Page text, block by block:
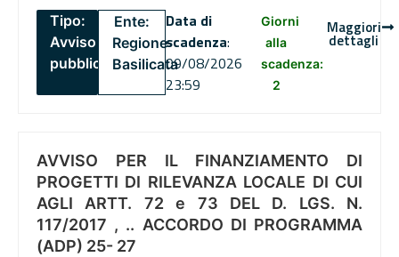
Tipo:
Avviso
pubblico
Ente:
Regione
Basilicata
Data di
scadenza:
09/08/2026
23:59
Giorni
alla
scadenza:
2
Maggiori
dettagli
AVVISO PER IL FINANZIAMENTO DI
PROGETTI DI RILEVANZA LOCALE DI CUI
AGLI ARTT. 72 e 73 DEL D. LGS. N.
117/2017 , .. ACCORDO DI PROGRAMMA
(ADP) 25- 27